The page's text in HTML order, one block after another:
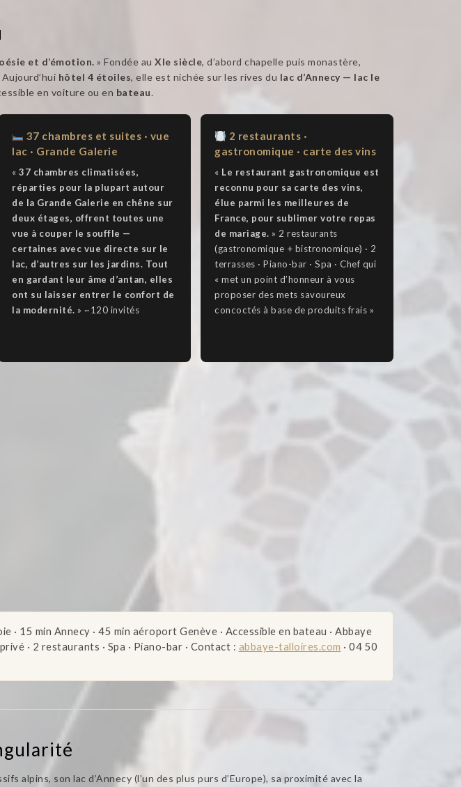
et d’émotion. » Fondée au XIe siècle, d’abord chapelle puis monastère,
hôtel 4 étoiles, elle est nichée sur les rives du lac d’Annecy — lac le
en voiture ou en bateau.
37 chambres et suites · vue
lac · Grande Galerie
« 37 chambres climatisées,
réparties pour la plupart autour
de la Grande Galerie en chêne sur
deux étages, offrent toutes une
vue à couper le souffle —
certaines avec vue directe sur le
lac, d’autres sur les jardins. Tout
en gardant leur âme d’antan, elles
ont su laisser entrer le confort de
la modernité. » ~120 invités
2 restaurants ·
gastronomique · carte des vins
« Le restaurant gastronomique est
reconnu pour sa carte des vins,
élue parmi les meilleures de
France, pour sublimer votre repas
de mariage. » 2 restaurants
(gastronomique + bistronomique) · 2
terrasses · Piano-bar · Spa · Chef qui
« met un point d’honneur à vous
proposer des mets savoureux
concoctés à base de produits frais »
· 15 min Annecy · 45 min aéroport Genève · Accessible en bateau · Abbaye
· 2 restaurants · Spa · Piano-bar · Contact : abbaye-talloires.com · 04 50
alpins, son lac d’Annecy (l’un des plus purs d’Europe), sa proximité avec la